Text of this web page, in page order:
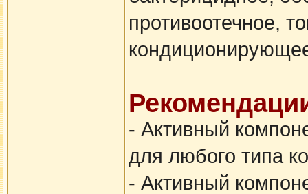
противоотечное,
- Активный
для любого типа
- Активный